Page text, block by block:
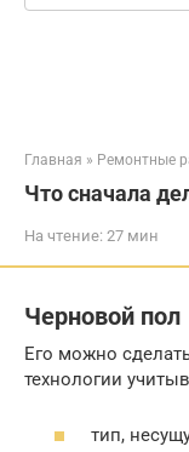
Главная » Ремонтные
Что сначала
На чтение: 27 мин
Черновой пол
Его можно
технологии
тип,